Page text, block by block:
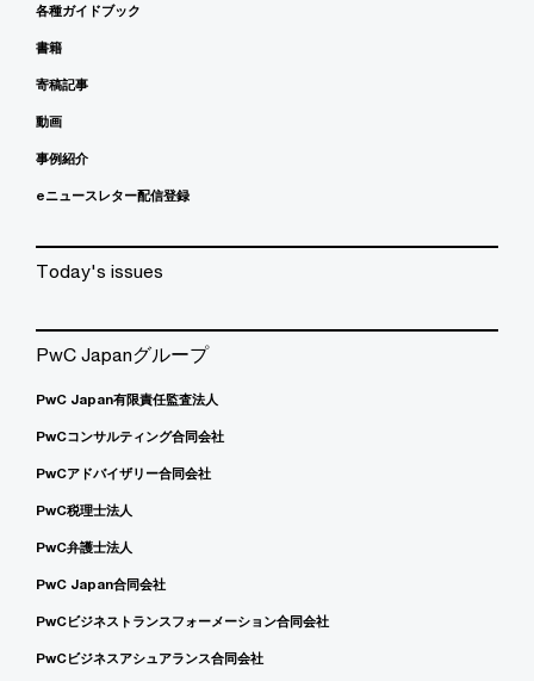
各種ガイドブック
書籍
寄稿記事
動画
事例紹介
eニュースレター配信登録
Today's issues
PwC Japanグループ
PwC Japan有限責任監査法人
PwCコンサルティング合同会社
PwCアドバイザリー合同会社
PwC税理士法人
PwC弁護士法人
PwC Japan合同会社
PwCビジネストランスフォーメーション合同会社
PwCビジネスアシュアランス合同会社